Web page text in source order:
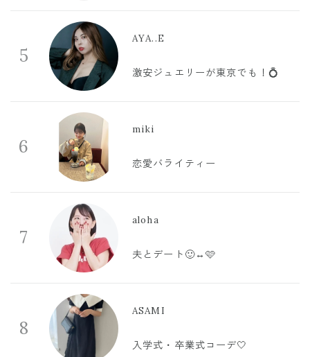
5
AYA..E
激安ジュエリーが東京でも！💍
6
miki
恋愛バライティー
7
aloha
夫とデート🙂‍↔️🩷
8
ASAMI
入学式・卒業式コーデ🤍